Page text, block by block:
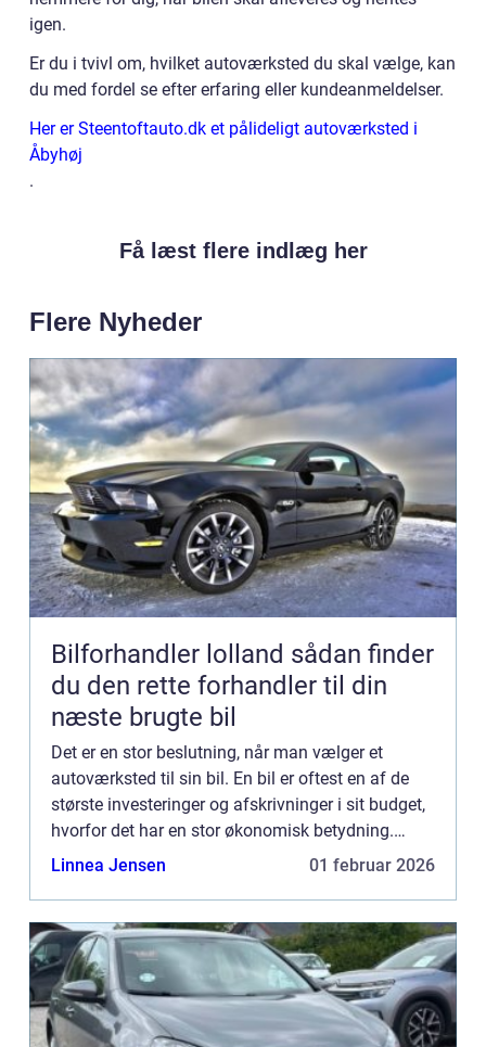
igen.
Er du i tvivl om, hvilket autoværksted du skal vælge, kan
du med fordel se efter erfaring eller kundeanmeldelser.
Her er Steentoftauto.dk et pålideligt autoværksted i
Åbyhøj
.
Få læst flere indlæg her
Flere Nyheder
Bilforhandler lolland sådan finder
du den rette forhandler til din
næste brugte bil
Det er en stor beslutning, når man vælger et
autoværksted til sin bil. En bil er oftest en af de
største investeringer og afskrivninger i sit budget,
hvorfor det har en stor økonomisk betydning.
Herudover er en bil oftest utrolig vigtig i ens
Linnea Jensen 01 februar 2026